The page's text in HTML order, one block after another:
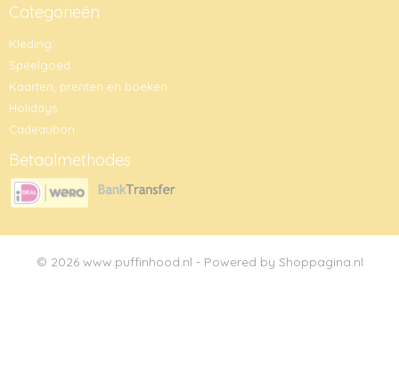
Categorieën
Kleding
Speelgoed
Kaarten, prenten en boeken
Holidays
Cadeaubon
Betaalmethodes
© 2026 www.puffinhood.nl - Powered by Shoppagina.nl